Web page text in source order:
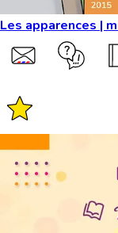
Les apparences |